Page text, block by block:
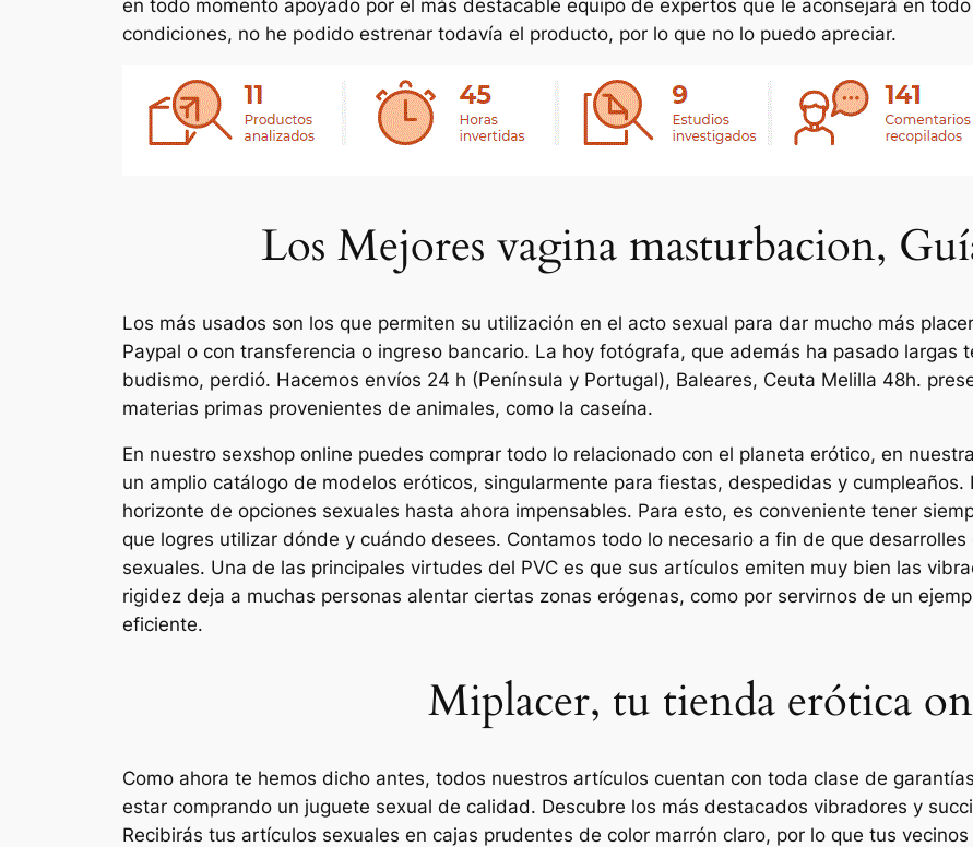
en todo momento apoyado por el más destacable equipo de expertos que le aconsejará en
condiciones, no he podido estrenar todavía el producto, por lo que no lo puedo apreciar.
Los Mejores vagina masturbacion,
Los más usados son los que permiten su utilización en el acto sexual para dar mucho más
Paypal o con transferencia o ingreso bancario. La hoy fotógrafa, que además ha pasado largas
budismo, perdió. Hacemos envíos 24 h (Península y Portugal), Baleares, Ceuta Melilla 48h.
materias primas provenientes de animales, como la caseína.
En nuestro sexshop online puedes comprar todo lo relacionado con el planeta erótico, en
un amplio catálogo de modelos eróticos, singularmente para fiestas, despedidas y
horizonte de opciones sexuales hasta ahora impensables. Para esto, es conveniente tener
que logres utilizar dónde y cuándo desees. Contamos todo lo necesario a fin de que
sexuales. Una de las principales virtudes del PVC es que sus artículos emiten muy bien las
rigidez deja a muchas personas alentar ciertas zonas erógenas, como por servirnos de un
eficiente.
Miplacer, tu tienda erótica
Como ahora te hemos dicho antes, todos nuestros artículos cuentan con toda clase de
estar comprando un juguete sexual de calidad. Descubre los más destacados vibradores y
Recibirás tus artículos sexuales en cajas prudentes de color marrón claro, por lo que tus